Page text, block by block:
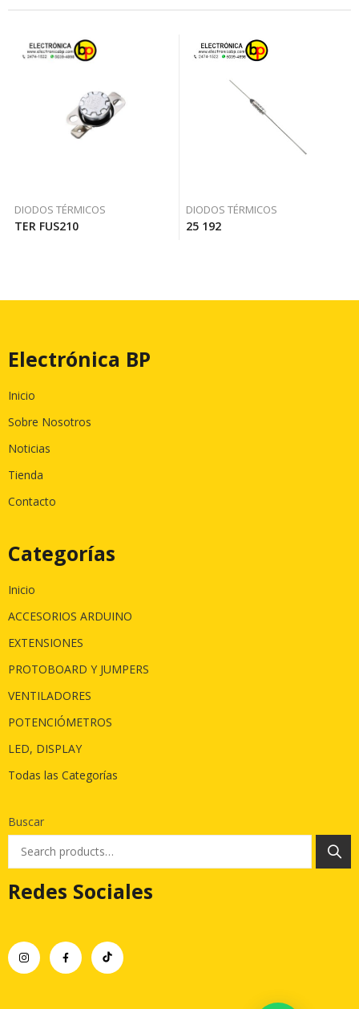
DIODOS TÉRMICOS
TER FUS210
DIODOS TÉRMICOS
25 192
Electrónica BP
Inicio
Sobre Nosotros
Noticias
Tienda
Contacto
Categorías
Inicio
ACCESORIOS ARDUINO
EXTENSIONES
PROTOBOARD Y JUMPERS
VENTILADORES
POTENCIÓMETROS
LED, DISPLAY
Todas las Categorías
Buscar
Redes Sociales